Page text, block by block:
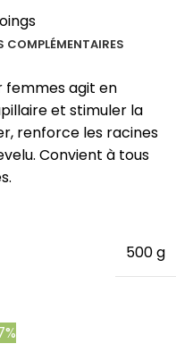
COMPLÉMENTAIRES
femmes agit en
et stimuler la
renforce les racines
Convient à tous
500 g